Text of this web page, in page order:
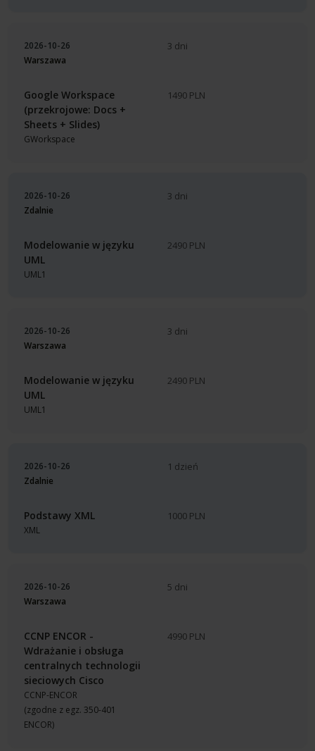
2026-10-26
Warszawa
Google Workspace
(przekrojowe: Docs +
Sheets + Slides)
GWorkspace
3 dni
1490 PLN
2026-10-26
Zdalnie
Modelowanie w języku
UML
UML1
3 dni
2490 PLN
2026-10-26
Warszawa
Modelowanie w języku
UML
UML1
3 dni
2490 PLN
2026-10-26
Zdalnie
Podstawy XML
XML
1 dzień
1000 PLN
2026-10-26
Warszawa
CCNP ENCOR -
Wdrażanie i obsługa
centralnych technologii
sieciowych Cisco
CCNP-ENCOR
(zgodne z egz. 350-401
ENCOR)
5 dni
4990 PLN